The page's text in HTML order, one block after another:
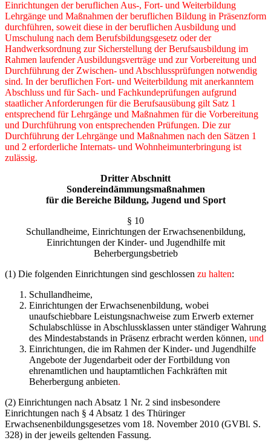
Einrichtungen der beruflichen Aus-, Fort- und Weiterbildung
Lehrgänge und Maßnahmen der beruflichen Bildung in Präsenzform
durchführen, soweit diese in der beruflichen Ausbildung und
Umschulung nach dem Berufsbil­dungsgesetz oder der
Handwerksordnung zur Sicherstellung der Berufsausbildung im
Rah­men laufender Ausbildungsverträge und zur Vorbereitung und
Durchführung der Zwischen- und Abschlussprüfungen notwendig
sind. In der beruflichen Fort- und Weiterbildung mit aner­kanntem
Abschluss und für Sach- und Fachkundeprüfungen aufgrund
staatlicher Anforderun­gen für die Berufsausübung gilt Satz 1
entsprechend für Lehrgänge und Maßnahmen für die Vorbereitung
und Durchführung von entsprechenden Prüfungen. Die zur
Durchführung der Lehrgänge und Maßnahmen nach den Sätzen 1
und 2 erforderliche Internats- und Wohnheim­unterbringung ist
zulässig.
Dritter Abschnitt
Sondereindämmungsmaßnahmen
für die Bereiche Bildung, Jugend und Sport
§ 10
Schullandheime, Einrichtungen der Erwachsenenbildung,
Einrichtungen der Kinder- und Jugendhilfe mit
Beherbergungsbetrieb
(1) Die folgenden Einrichtungen sind geschlossen zu halten:
Schullandheime,
Einrichtungen der Erwachsenenbildung, wobei
unaufschiebbare Leistungsnachweise zum Erwerb externer
Schulabschlüsse in Abschlussklassen unter ständiger Wahrung
des Min­destabstands in Präsenz erbracht werden können, und
Einrichtungen, die im Rahmen der Kinder- und Jugendhilfe
Angebote der Jugendarbeit oder der Fortbildung von
ehrenamtlichen und hauptamtlichen Fachkräften mit
Beherber­gung anbieten.
(2) Einrichtungen nach Absatz 1 Nr. 2 sind insbesondere
Einrichtungen nach § 4 Absatz 1 des Thüringer
Erwachsenenbildungsgesetzes vom 18. November 2010 (GVBl. S.
328) in der jeweils geltenden Fassung.